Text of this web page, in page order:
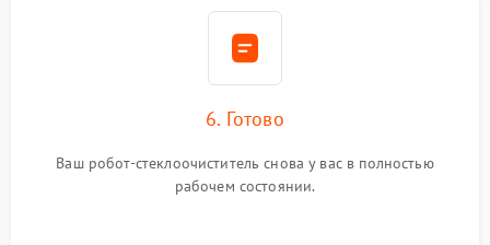
6. Готово
Ваш робот-стеклоочиститель снова у вас в полностью
рабочем состоянии.